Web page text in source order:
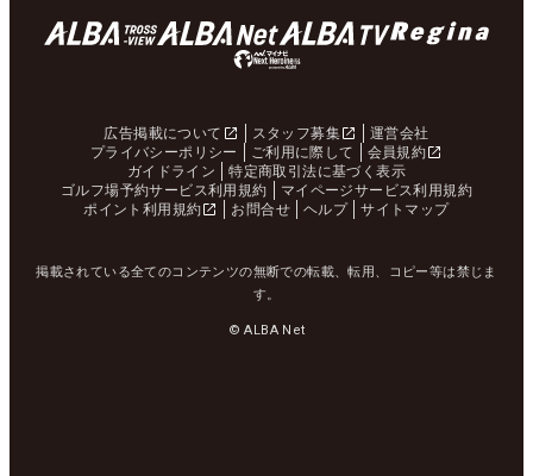
広告掲載について スタッフ募集
運営会社
プライバシーポリシー
ご利用に際して
会員規約
ガイドライン
特定商取引法に基づく表示
ゴルフ場予約サービス利用規約
マイページサービス利用規約
ポイント利用規約
お問合せ ヘルプ サイトマップ
掲載されている全てのコンテンツの無断での転載、転用、コピー等は禁じま
す。
© ALBA Net